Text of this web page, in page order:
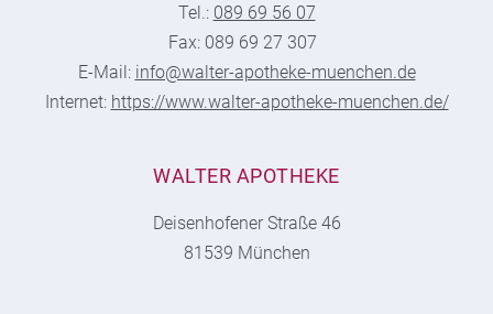
Tel.: 089 69 56 07
Fax: 089 69 27 307
E-Mail: info@walter-apotheke-muenchen.de
Internet: https://www.walter-apotheke-muenchen.de/
WALTER APOTHEKE
Deisenhofener Straße 46
81539 München